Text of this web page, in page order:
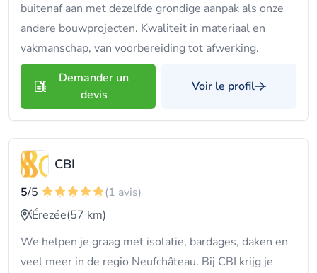
buitenaf aan met dezelfde grondige aanpak als onze
andere bouwprojecten. Kwaliteit in materiaal en
vakmanschap, van voorbereiding tot afwerking.
Demander un
devis
Voir le profil
CBI
5/5
(1 avis)
Érezée(57 km)
We helpen je graag met isolatie, bardages, daken en
veel meer in de regio Neufchâteau. Bij CBI krijg je